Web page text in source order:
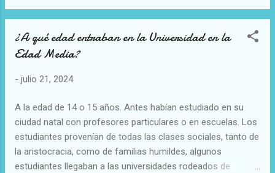
encontrando por el camino. Estos monjes no aceptaban
cenobitas. Los sopistas eran estudiantes universitarios sin
recursos económicos que rondaban conventos, mesones y
humilde plato o, en los conventos, la llamada sopa boba,
todo por franciscanos y dominicos. Picaros= Tramposo y
desvergonzado. Aplicado a persona, usado también como
sustantivo. La expresión se extendió...
¿A qué edad entraban en la Universidad en la
Edad Media?
- julio 21, 2024
A la edad de 14 o 15 años. Antes habían estudiado en su
ciudad natal con profesores particulares o en escuelas. Los
estudiantes provenían de todas las clases sociales, tanto de
la aristocracia, como de familias humildes, algunos
estudiantes llegaban a las universidades rodeados de